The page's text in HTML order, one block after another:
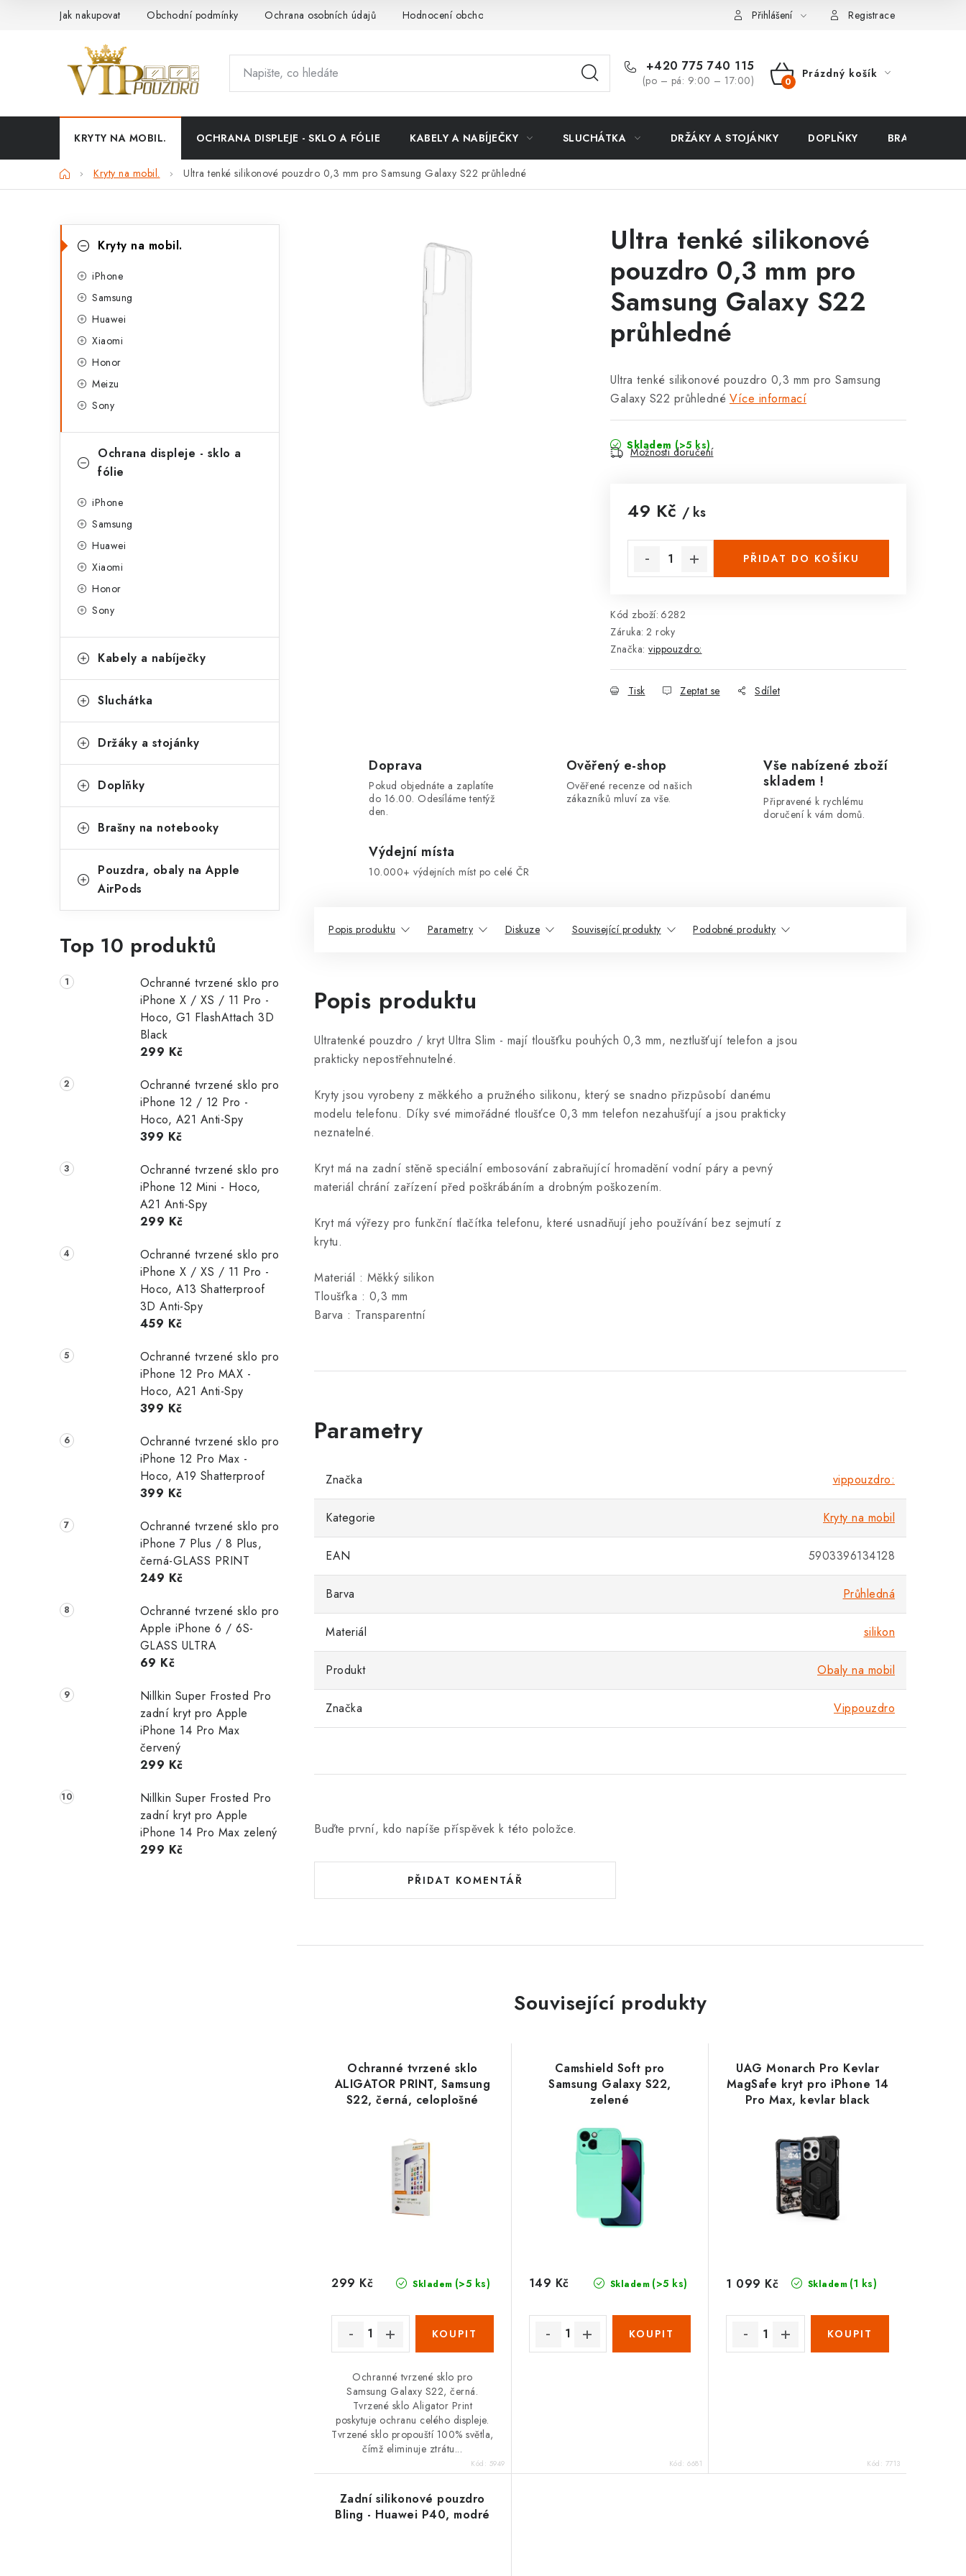
Jak nakupovat Obchodní podmínky Ochrana osobních údajů Hodnocení obchodu Vrácení zboží a reklamace Přihlášení Registrace
+420 775 740 115
(po – pá: 9:00 – 17:00)
NÁKUPNÍ
Prázdný košík
KRYTY NA MOBIL. OCHRANA DISPLEJE - SKLO A FÓLIE KABELY A NABÍJEČKY SLUCHÁTKA DRŽÁKY A STOJÁNKY DOPLŇKY BRAŠNY NA
DomůKryty na mobil. Ultra tenké silikonové pouzdro 0,3 mm pro Samsung Galaxy S22 průhledné
P
n
kategorie
K
a
e
Kryty na mobil.
iPhone
Samsung
Huawei
Xiaomi
Honor
Meizu
Sony
Ochrana displeje - sklo a
fólie
iPhone
Samsung
Huawei
Xiaomi
Honor
Sony
Kabely a nabíječky
Sluchátka
Držáky a stojánky
Doplňky
Brašny na notebooky
Pouzdra, obaly na Apple
AirPods
Top 10 produktů
Ochranné tvrzené sklo pro
iPhone X / XS / 11 Pro -
Hoco, G1 FlashAttach 3D
Black
299 Kč
Ochranné tvrzené sklo pro
iPhone 12 / 12 Pro -
Hoco, A21 Anti-Spy
399 Kč
Ochranné tvrzené sklo pro
iPhone 12 Mini - Hoco,
A21 Anti-Spy
299 Kč
Ochranné tvrzené sklo pro
iPhone X / XS / 11 Pro -
Hoco, A13 Shatterproof
3D Anti-Spy
459 Kč
Ochranné tvrzené sklo pro
iPhone 12 Pro MAX -
Hoco, A21 Anti-Spy
399 Kč
Ochranné tvrzené sklo pro
iPhone 12 Pro Max -
Hoco, A19 Shatterproof
399 Kč
Ochranné tvrzené sklo pro
iPhone 7 Plus / 8 Plus,
černá-GLASS PRINT
249 Kč
Ochranné tvrzené sklo pro
Apple iPhone 6 / 6S-
GLASS ULTRA
69 Kč
Nillkin Super Frosted Pro
zadní kryt pro Apple
iPhone 14 Pro Max
červený
299 Kč
Nillkin Super Frosted Pro
zadní kryt pro Apple
iPhone 14 Pro Max zelený
299 Kč
Ultra tenké silikonové
pouzdro 0,3 mm pro
Samsung Galaxy S22
průhledné
Ultra tenké silikonové pouzdro 0,3 mm pro Samsung
Galaxy S22 průhledné Více informací
Skladem (>5 ks)
Možnosti doručení
49 Kč / ks
PŘIDAT DO KOŠÍKU
Kód zboží: 6282
Záruka: 2 roky
Značka: vippouzdro:
Tisk Zeptat se Sdílet
Doprava
Pokud objednáte a zaplatíte
do 16.00. Odesíláme tentýž
den.
Ověřený e-shop
Ověřené recenze od našich
zákazníků mluví za vše.
Vše nabízené zboží
skladem !
Připravené k rychlému
doručení k vám domů.
Výdejní místa
10.000+ výdejních míst po celé ČR
Popis produktu Parametry Diskuze Související produkty Podobné produkty
Popis produktu
Ultratenké pouzdro / kryt Ultra Slim - mají tloušťku pouhých 0,3 mm, neztlušťují telefon a jsou
prakticky nepostřehnutelné.
Kryty jsou vyrobeny z měkkého a pružného silikonu, který se snadno přizpůsobí danému
modelu telefonu. Díky své mimořádné tloušťce 0,3 mm telefon nezahušťují a jsou prakticky
neznatelné.
Kryt má na zadní stěně speciální embosování zabraňující hromadění vodní páry a pevný
materiál chrání zařízení před poškrábáním a drobným poškozením.
Kryt má výřezy pro funkční tlačítka telefonu, které usnadňují jeho používání bez sejmutí z
krytu.
Materiál : Měkký silikon
Tloušťka : 0,3 mm
Barva : Transparentní
Značka vippouzdro:
Kategorie Kryty na mobil
EAN 5903396134128
Barva Průhledná
Materiál silikon
Produkt Obaly na mobil
Značka Vippouzdro
Buďte první, kdo napíše příspěvek k této položce.
PŘIDAT KOMENTÁŘ
Související produkty
Ochranné tvrzené sklo
ALIGATOR PRINT, Samsung
S22, černá, celoplošné
Skladem (>5 ks)
299 Kč
Ochranné tvrzené sklo pro
Samsung Galaxy S22, černá.
Tvrzené sklo Aligator Print
poskytuje ochranu celého displeje.
Tvrzené sklo propouští 100% světla,
čímž eliminuje ztrátu...
Kód: 5949
Camshield Soft pro
Samsung Galaxy S22,
zelené
Skladem (>5 ks)
149 Kč
Kód:6681
UAG Monarch Pro Kevlar
MagSafe kryt pro iPhone 14
Pro Max, kevlar black
Skladem (1 ks)
1 099 Kč
Kód: 7713
Zadní silikonové pouzdro
Bling - Huawei P40, modré